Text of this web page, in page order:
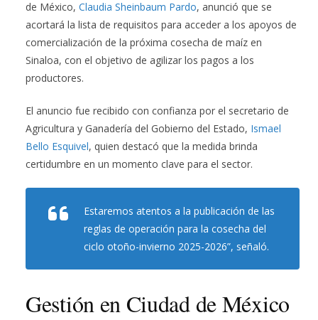
de México, Claudia Sheinbaum Pardo, anunció que se
acortará la lista de requisitos para acceder a los apoyos de
comercialización de la próxima cosecha de maíz en
Sinaloa, con el objetivo de agilizar los pagos a los
productores.
El anuncio fue recibido con confianza por el secretario de
Agricultura y Ganadería del Gobierno del Estado, Ismael
Bello Esquivel, quien destacó que la medida brinda
certidumbre en un momento clave para el sector.
Estaremos atentos a la publicación de las
reglas de operación para la cosecha del
ciclo otoño-invierno 2025-2026”, señaló.
Gestión en Ciudad de México